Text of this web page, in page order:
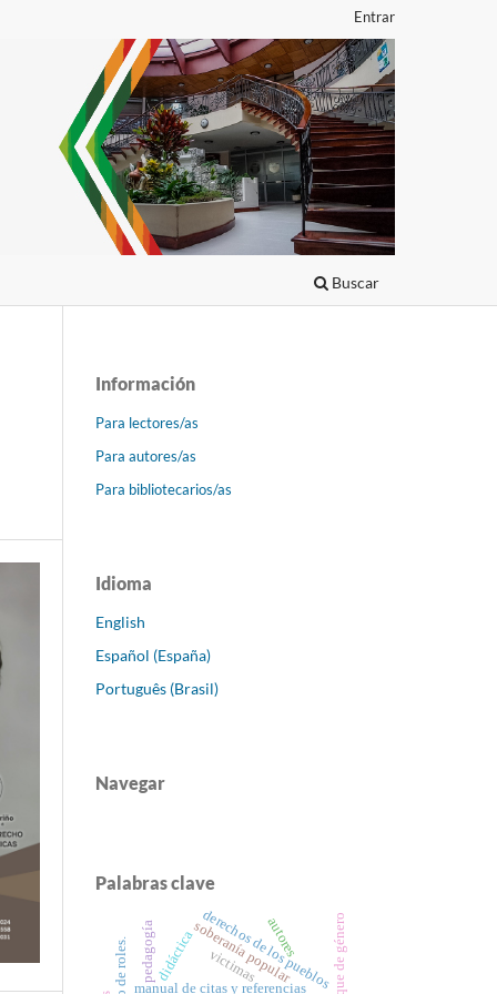
Buscar
Entrar
Información
Para lectores/as
Para autores/as
Para bibliotecarios/as
Idioma
English
Español (España)
Português (Brasil)
Navegar
Palabras clave
manual de citas y referencias
soberanía popular
derechos de los pueblos
didáctica
pedagogía enfoque de género
autores
victimas